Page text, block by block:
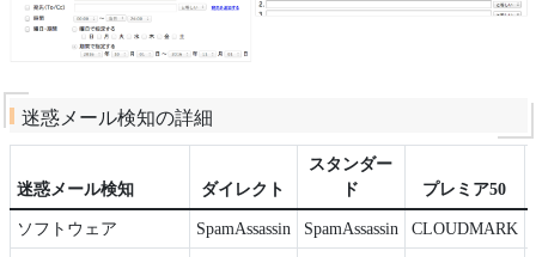
迷惑メール検知の詳細
迷惑メール検知 ダイレクト
スタンダー
ド
プレミア50
ソフトウェア SpamAssassin SpamAssassin CLOUDMARK